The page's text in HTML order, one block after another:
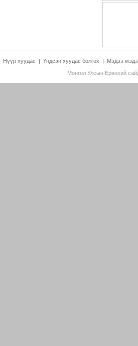
Нүүр хуудас | Үндсэн хуудас болгох |
Мэдээ
Монгол Улсын Ерөнхий